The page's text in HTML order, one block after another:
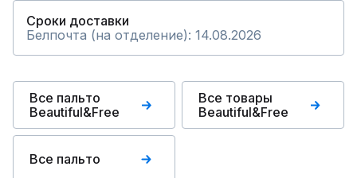
Сроки доставки
Белпочта (на отделение): 14.08.2026
Все пальто
Beautiful&Free
Все товары
Beautiful&Free
Все пальто